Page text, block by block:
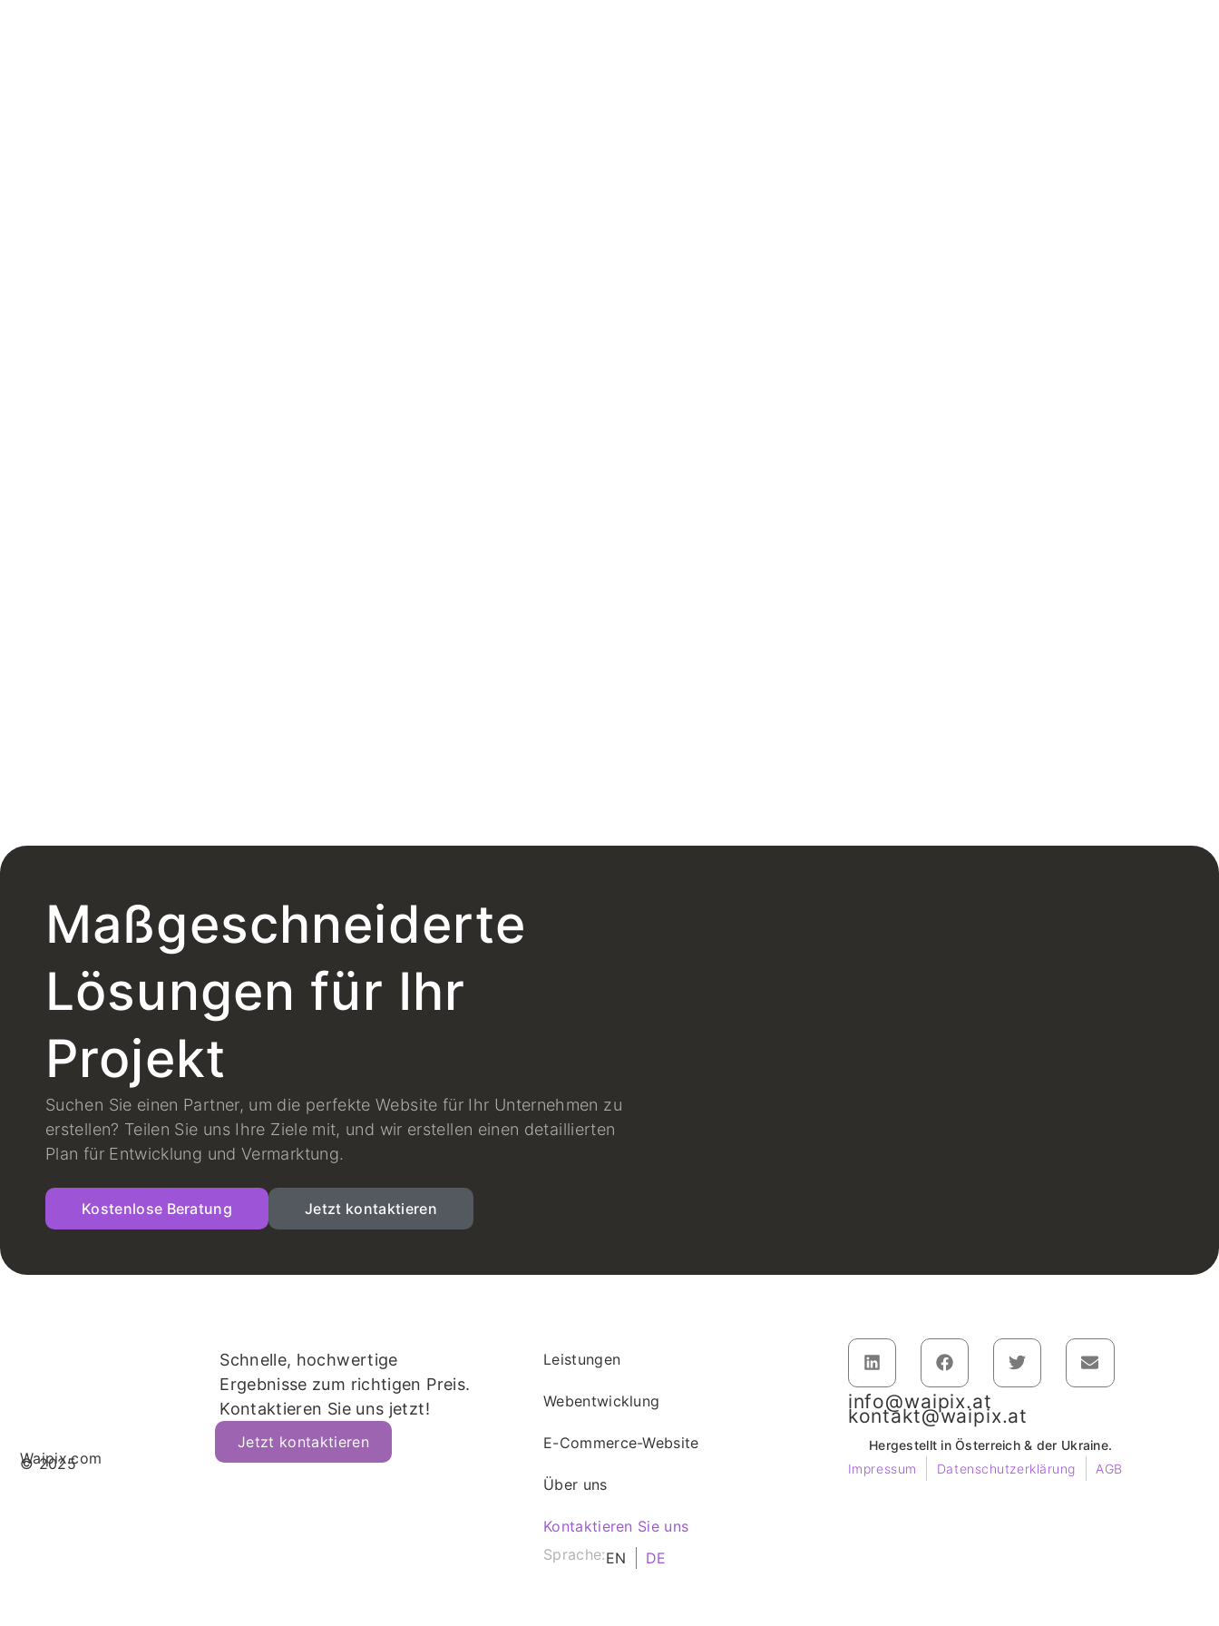
Maßgeschneiderte
Lösungen für Ihr
Projekt
Suchen Sie einen Partner, um die perfekte Website für Ihr Unternehmen zu
erstellen? Teilen Sie uns Ihre Ziele mit, und wir erstellen einen detaillierten
Plan für Entwicklung und Vermarktung.
Kostenlose Beratung Jetzt kontaktieren
Waipix.com
© 2025
Schnelle, hochwertige
Ergebnisse zum richtigen Preis.
Kontaktieren Sie uns jetzt!
Jetzt kontaktieren
Leistungen
Webentwicklung
E-Commerce-Website
Über uns
Kontaktieren Sie uns
Sprache:EN DE
info@waipix.at
kontakt@waipix.at
Hergestellt in Österreich & der Ukraine.
Impressum
Datenschutzerklärung AGB